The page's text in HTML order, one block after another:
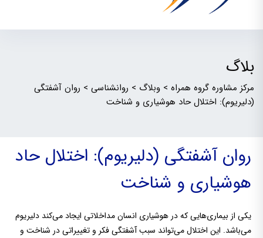
بلاگ
مرکز مشاوره گروه همراه > وبلاگ > روانشناسی > روان آشفتگی
(دلیریوم): اختلال حاد هوشیاری و شناخت
روان آشفتگی (دلیریوم): اختلال حاد
هوشیاری و شناخت
یکی از بیماری‌هایی که در هوشیاری انسان مداخلاتی ایجاد می‌کند دلیریوم
می‌باشد. این اختلال می‌تواند سبب آشفتگی فکر و تغییراتی در شناخت و